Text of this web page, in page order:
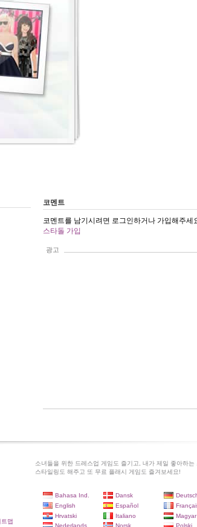
코멘트
코멘트를 남기시려면 로그인하거나 가입해주세
스타돌 가입
광고
소녀들을 위한 드레스업 게임도 즐기고, 내가 제일 좋아하는
스타일링도 해주고 또 무료 플래시 게임도 즐겨보세요!
맵
Bahasa Ind. Dansk
English
Español
Hrvatski
Italiano
Magyar